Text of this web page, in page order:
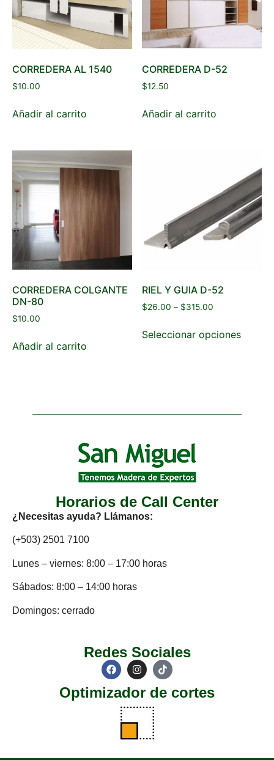
CORREDERA AL 1540
$10.00
Añadir al carrito
CORREDERA D-52
$12.50
Añadir al carrito
CORREDERA COLGANTE
DN-80
$10.00
Añadir al carrito
RIEL Y GUIA D-52
$26.00 – $315.00
Seleccionar opciones
Horarios de Call Center
¿Necesitas ayuda? Llámanos:
(+503) 2501 7100
Lunes – viernes: 8:00 – 17:00 horas
Sábados: 8:00 – 14:00 horas
Domingos: cerrado
Redes Sociales
Optimizador de cortes